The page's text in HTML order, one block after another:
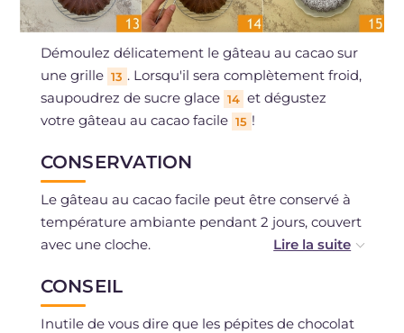
Démoulez délicatement le gâteau au cacao sur
une grille 13 . Lorsqu'il sera complètement froid,
saupoudrez de sucre glace 14 et dégustez
votre gâteau au cacao facile 15 !
CONSERVATION
Le gâteau au cacao facile peut être conservé à
température ambiante pendant 2 jours, couvert
avec une cloche.
Si vous le souhaitez, vous pouvez également le
congeler, de préférence coupé en tranches.
CONSEIL
Inutile de vous dire que les pépites de chocolat